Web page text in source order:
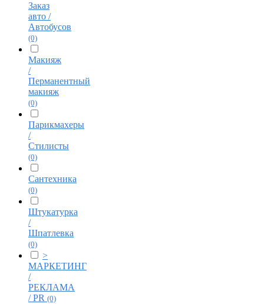
Заказ
авто /
Автобусов
(0)
Макияж
/
Перманентный
макияж
(0)
Парикмахеры
/
Стилисты
(0)
Сантехника
(0)
Штукатурка
/
Шпатлевка
(0)
>
МАРКЕТИНГ
/
РЕКЛАМА
/ PR (0)